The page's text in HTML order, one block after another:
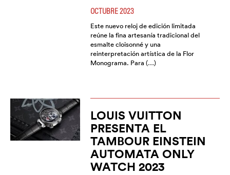
OCTUBRE 2023
Este nuevo reloj de edición limitada
reúne la fina artesanía tradicional del
esmalte cloisonné y una
reinterpretación artística de la Flor
Monograma. Para (…)
LOUIS VUITTON
PRESENTA EL
TAMBOUR EINSTEIN
AUTOMATA ONLY
WATCH 2023